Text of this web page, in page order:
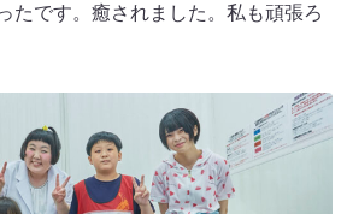
たです。癒されました。私も頑張ろ